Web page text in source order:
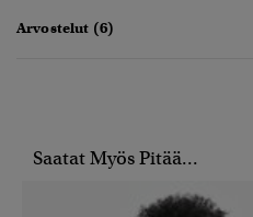
Arvostelut (6)
Saatat Myös Pitää...